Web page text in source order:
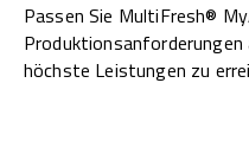
Passen Sie MultiFresh®
höchste Leistungen zu